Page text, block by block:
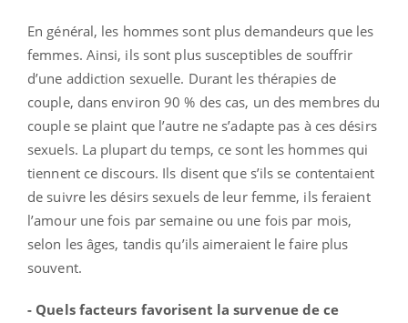
En général, les hommes sont plus demandeurs que les
femmes. Ainsi, ils sont plus susceptibles de souffrir
d’une addiction sexuelle. Durant les thérapies de
couple, dans environ 90 % des cas, un des membres du
couple se plaint que l’autre ne s’adapte pas à ces désirs
sexuels. La plupart du temps, ce sont les hommes qui
tiennent ce discours. Ils disent que s’ils se contentaient
de suivre les désirs sexuels de leur femme, ils feraient
l’amour une fois par semaine ou une fois par mois,
selon les âges, tandis qu’ils aimeraient le faire plus
souvent.
- Quels facteurs favorisent la survenue de ce